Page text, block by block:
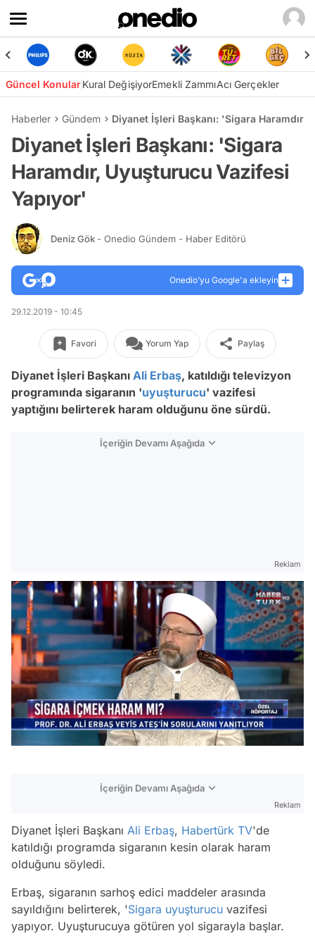
Güncel KonularKural DeğişiyorEmekli ZammıAcı Gerçekler
Haberler Gündem Diyanet İşleri Başkanı: 'Sigara Haramdır,
Diyanet İşleri Başkanı: 'Sigara
Haramdır, Uyuşturucu Vazifesi
Yapıyor'
Deniz Gök - Onedio Gündem - Haber Editörü
Onedio’yu Google'a ekleyin
29.12.2019 - 10:45
Favori Yorum Yap Paylaş
Diyanet İşleri Başkanı Ali Erbaş, katıldığı televizyon
programında sigaranın 'uyuşturucu' vazifesi
yaptığını belirterek haram olduğunu öne sürdü.
İçeriğin Devamı Aşağıda
Reklam
/
İçeriğin Devamı Aşağıda
Reklam
Diyanet İşleri Başkanı Ali Erbaş, Habertürk TV'de
katıldığı programda sigaranın kesin olarak haram
olduğunu söyledi.
Erbaş, sigaranın sarhoş edici maddeler arasında
sayıldığını belirterek, 'Sigara uyuşturucu vazifesi
yapıyor. Uyuşturucuya götüren yol sigarayla başlar.